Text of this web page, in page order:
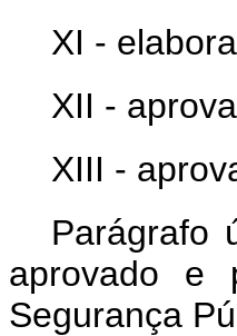
XI -
XII -
XIII -
Parágrafo
aprovado e
Segurança